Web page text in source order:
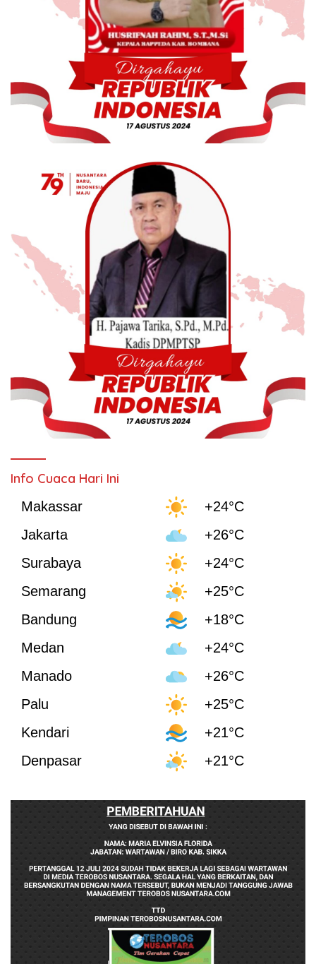
Info Cuaca Hari Ini
Makassar
+24°C
Jakarta
+26°C
Surabaya
+24°C
Semarang
+25°C
Bandung
+18°C
Medan
+24°C
Manado
+26°C
Palu
+25°C
Kendari
+21°C
Denpasar
+21°C